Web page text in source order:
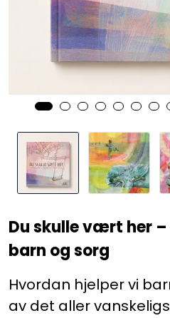
Du skulle vært her
barn og sorg
Hvordan hjelper vi
av det aller